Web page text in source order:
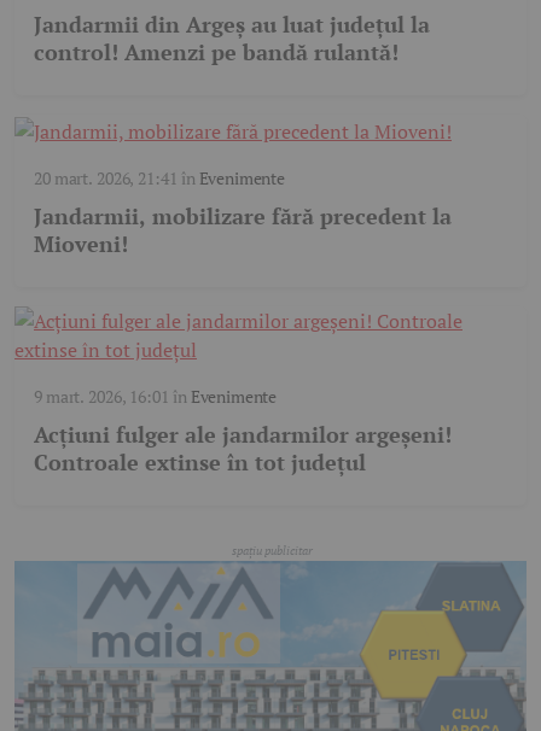
Jandarmii din Argeș au luat județul la
control! Amenzi pe bandă rulantă!
20 mart. 2026, 21:41 în Evenimente
Jandarmii, mobilizare fără precedent la
Mioveni!
9 mart. 2026, 16:01 în Evenimente
Acțiuni fulger ale jandarmilor argeșeni!
Controale extinse în tot județul